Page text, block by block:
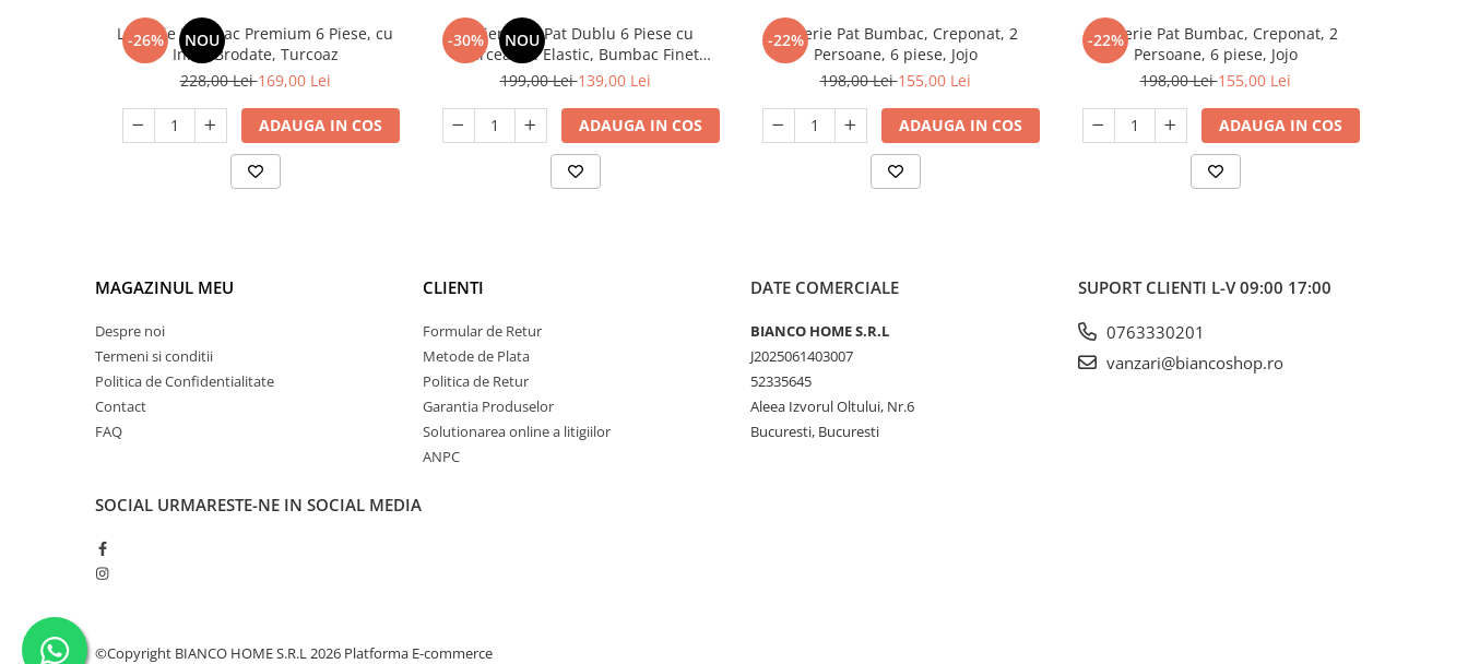
-26% NOU
Lenjerie Bumbac Premium 6 Piese, cu
Inimi Brodate, Turcoaz
228,00 Lei169,00 Lei
ADAUGA IN COS
-30% NOU
Lenjerie de Pat Dublu 6 Piese cu
Cearceaf cu Elastic, Bumbac Finet
Premium
199,00 Lei139,00 Lei
ADAUGA IN COS
-22%
Lenjerie Pat Bumbac, Creponat, 2
Persoane, 6 piese, Jojo
198,00 Lei155,00 Lei
ADAUGA IN COS
-22%
Lenjerie Pat Bumbac, Creponat, 2
Persoane, 6 piese, Jojo
198,00 Lei155,00 Lei
ADAUGA IN COS
MAGAZINUL MEU
Despre noi
Termeni si conditii
Politica de Confidentialitate
Contact
FAQ
CLIENTI
Formular de Retur
Metode de Plata
Politica de Retur
Garantia Produselor
Solutionarea online a litigiilor
ANPC
DATE COMERCIALE
BIANCO HOME S.R.L
J2025061403007
52335645
Aleea Izvorul Oltului, Nr.6
Bucuresti, Bucuresti
SUPORT CLIENTI L-V 09:00 17:00
0763330201
vanzari@biancoshop.ro
SOCIAL URMARESTE-NE IN SOCIAL MEDIA
©Copyright BIANCO HOME S.R.L 2026 Platforma E-commerce